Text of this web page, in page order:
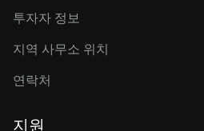
투자자 정보
지역 사무소 위치
연락처
지원